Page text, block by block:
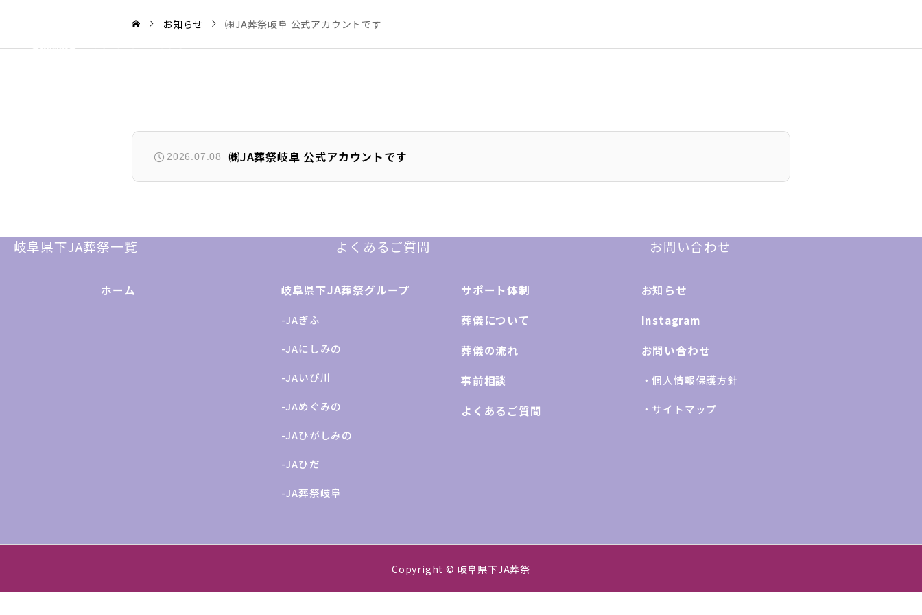
お知らせ ㈱JA葬祭岐阜 公式アカウントです
㈱JA葬祭岐阜 公式アカウントです
2026.07.08
岐阜県下JA葬祭一覧 よくあるご質問 お問い合わせ
ホーム 岐阜県下JA葬祭グループ
-JAぎふ
-JAにしみの
-JAいび川
-JAめぐみの
-JAひがしみの
-JAひだ
-JA葬祭岐阜
サポート体制
葬儀について
葬儀の流れ
事前相談
よくあるご質問
お知らせ
Instagram
お問い合わせ
・個人情報保護方針
・サイトマップ
Copyright © 岐阜県下JA葬祭